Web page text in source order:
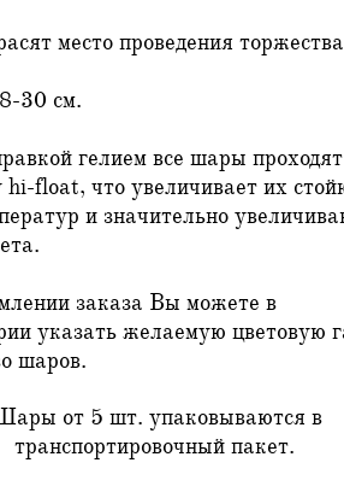
место проведения
30 см.
гелием все шары проходят
hi-float, что увеличивает их
и значительно
заказа Вы можете в
указать желаемую цветовую
шаров.
от 5 шт. упаковываются в
транспортировочный пакет.